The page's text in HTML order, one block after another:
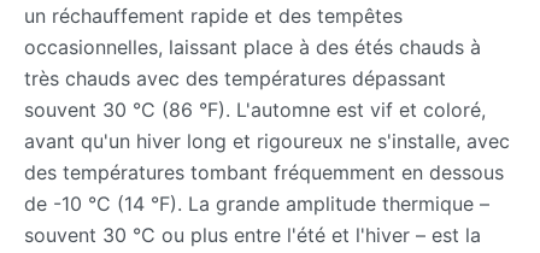
un réchauffement rapide et des tempêtes
occasionnelles, laissant place à des étés chauds à
très chauds avec des températures dépassant
souvent 30 °C (86 °F). L'automne est vif et coloré,
avant qu'un hiver long et rigoureux ne s'installe, avec
des températures tombant fréquemment en dessous
de -10 °C (14 °F). La grande amplitude thermique –
souvent 30 °C ou plus entre l'été et l'hiver – est la